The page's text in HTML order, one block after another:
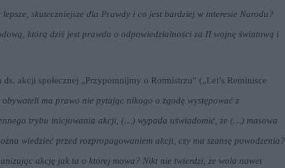
skuteczniejsze dla Prawdy i co jest bardziej w interesie Narodu?
którą dziś jest prawda o odpowiedzialności za II wojnę światową i
akcji społecznej „Przypomnijmy o Rotmistrzu” („Let’s Reminisce
ma prawo nie pytając nikogo o zgodę występować z
trybu inicjowania akcji, (…) wypada uświadomić, że (…) masowa
wiedzieć przed rozpropagowaniem akcji, czy ma szansę powodzenia?
akcję jak ta o której mowa? Nikt nie twierdzi, że wola nawet